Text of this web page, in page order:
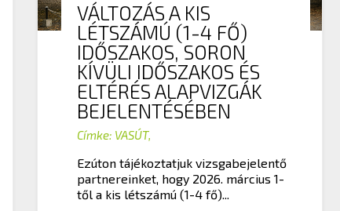
VÁLTOZÁS A KIS
LÉTSZÁMÚ (1-4 FŐ)
IDŐSZAKOS, SORON
KÍVÜLI IDŐSZAKOS ÉS
ELTÉRÉS ALAPVIZGÁK
BEJELENTÉSÉBEN
Címke: VASÚT,
Ezúton tájékoztatjuk vizsgabejelentő
partnereinket, hogy 2026. március 1-
től a kis létszámú (1-4 fő)...